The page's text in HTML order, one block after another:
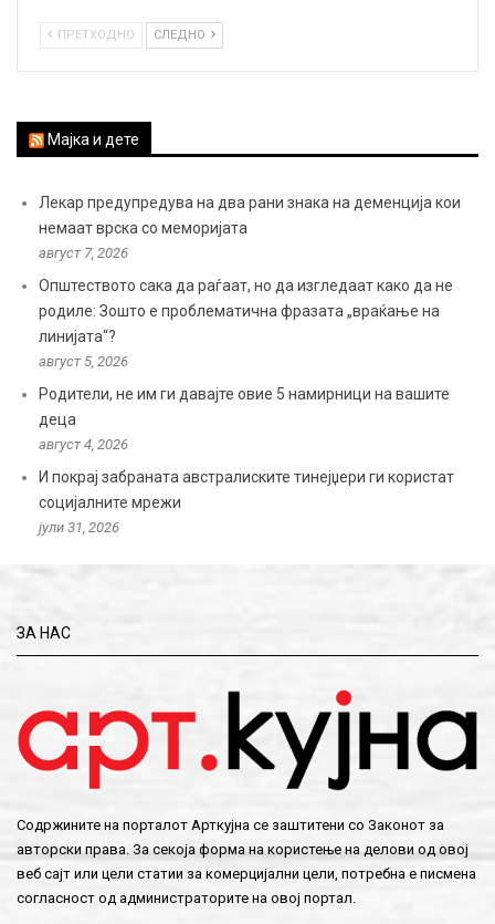
ПРЕТХОДНО СЛЕДНО
Мајка и дете
Лекар предупредува на два рани знака на деменција кои
немаат врска со меморијата
август 7, 2026
Општеството сака да раѓаат, но да изгледаат како да не
родиле: Зошто е проблематична фразата „враќање на
линијата“?
август 5, 2026
Родители, не им ги давајте овие 5 намирници на вашите
деца
август 4, 2026
И покрај забраната австралиските тинејџери ги користат
социјалните мрежи
јули 31, 2026
ЗА НАС
Содржините на порталот Арткујна се заштитени со Законот за
авторски права. За секоја форма на користење на делови од овој
веб сајт или цели статии за комерцијални цели, потребна е писмена
согласност од администраторите на овој портал.